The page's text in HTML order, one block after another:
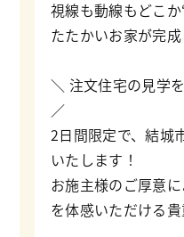
視線も動線もどこ
たたかいお家が完成
＼ 注文住宅の見学
／
2日間限定で、結城
いたします！
お施主様のご厚意
を体感いただける貴